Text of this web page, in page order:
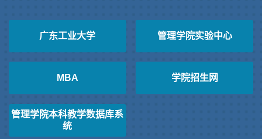
广东工业大学 管理学院实验中心
MBA 学院招生网
管理学院本科教学数据库系
统